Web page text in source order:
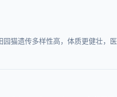
猫遗传多样性高，体质更健壮，医